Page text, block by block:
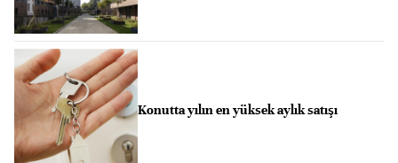
Konutta yılın en yüksek aylık satışı